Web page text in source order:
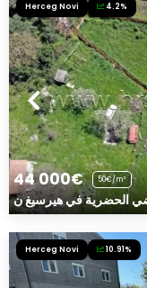
Herceg Novi 4.2%
44 000€ 50€/m²
Herceg Novi 10.91%